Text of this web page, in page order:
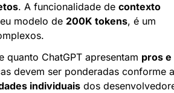
. A funcionalidade de contexto
modelo de 200K tokens, é um
quanto ChatGPT apresentam pros e
individuais dos